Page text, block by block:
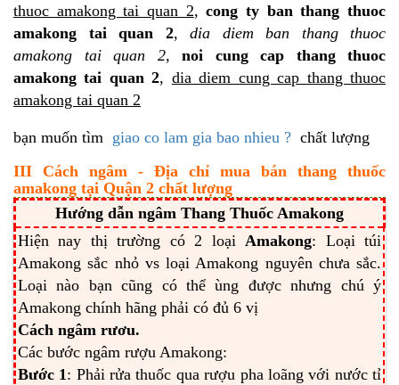
thuoc amakong tai quan 2,cong ty ban thang thuoc
amakong tai quan 2, dia diem ban thang thuoc
amakong tai quan 2,
noi cung cap thang thuoc
amakong tai quan 2, dia diem cung cap thang thuoc
amakong tai quan 2
bạn muốn tìm giao co lam gia bao nhieu ? chất lượng
III Cách ngâm - Địa chỉ mua bán thang thuốc
amakong tại Quận 2 chất lượng
Hướng dẫn ngâm Thang Thuốc Amakong
Hiện nay thị trường có 2 loại Amakong: Loại túi
Amakong sắc nhỏ vs loại Amakong nguyên chưa sắc.
Loại nào bạn cũng có thể ùng được nhưng chú ý
Amakong chính hãng phải có đủ 6 vị
Cách ngâm rươu.
Các bước ngâm rượu Amakong:
Bước 1 : Phải rửa thuốc qua rượu pha loãng với nước tỉ